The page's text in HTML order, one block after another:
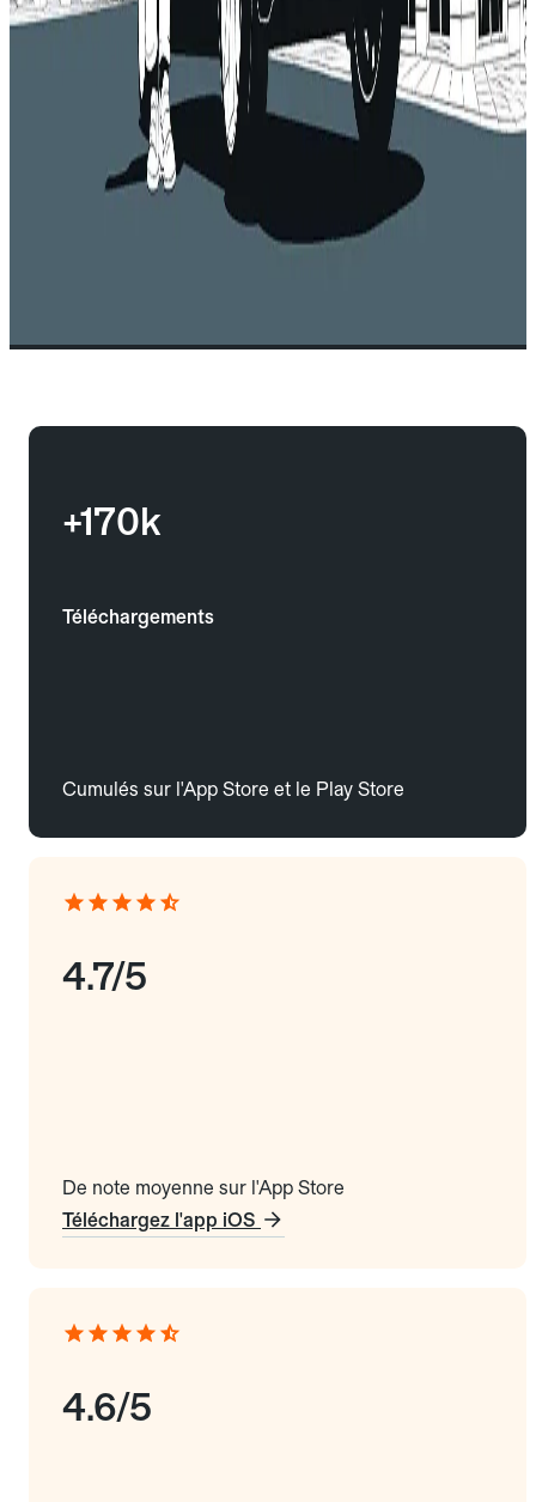
+170k
Téléchargements
Cumulés sur l'App Store et le Play Store
4.7/5
De note moyenne sur l'App Store
Téléchargez l'app iOS
4.6/5